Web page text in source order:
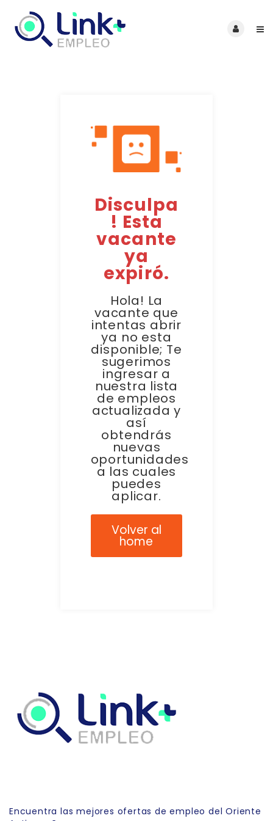
Disculpa
! Esta
vacante
ya
expiró.
Hola! La
vacante que
intentas abrir
ya no esta
disponible; Te
sugerimos
ingresar a
nuestra lista
de empleos
actualizada y
así
obtendrás
nuevas
oportunidades
a las cuales
puedes
aplicar.
Volver al
home
Encuentra las mejores ofertas de empleo del Oriente